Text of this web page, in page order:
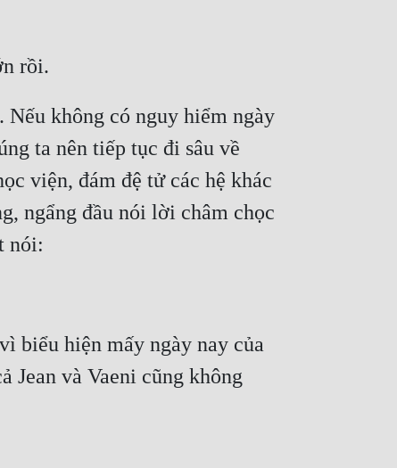
rồi.
không có nguy hiểm ngày
ta nên tiếp tục đi sâu về
viện, đám đệ tử các hệ khác
ngẩng đầu nói lời châm chọc
nói:
biểu hiện mấy ngày nay của
Jean và Vaeni cũng không